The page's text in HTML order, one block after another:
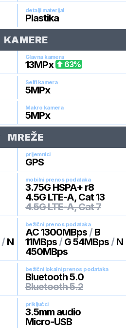
detalji materijal
Plastika
KAMERE
Glavna kamera
13MPx 63%
Selfi kamera
5MPx
Makro kamera
5MPx
MREŽE
prijemnici
GPS
mobilni prenos podataka
3.75G HSPA+ r8
4.5G LTE-A, Cat 13
4.5G LTE-A, Cat 7
/ N
bežični prenos podataka
AC 1300MBps / B
11MBps / G 54MBps / N
450MBps
bežični lokalni prenos podataka
Bluetooth 5.0
Bluetooth 5.2
priključci
3.5mm audio
Micro-USB